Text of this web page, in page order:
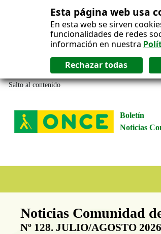
Esta página web usa
En esta web se sirven
funcionalidades de redes
información en nuestra
Salto al contenido
Boletín
Noticias
Boletín Noticias
Noticias Comunidad
Nº 128. JULIO/AGOSTO 2026